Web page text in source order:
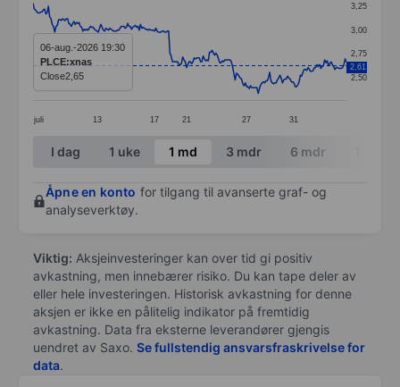
Line chart with 246 data points.
The chart has 1 X axis displaying categories.
The chart has 1 Y axis displaying values. Data
juli 13 17 21 27 31
2,50
2,75
3,00
3,25
2,61
06-aug.-2026 19:30
PLCE:xnas
Close2,65
End of interactive chart.
I dag 1 uke 1 md 3 mdr 6 mdr
Åpne en konto for tilgang til avanserte graf- og
analyseverktøy.
Viktig: Aksjeinvesteringer kan over tid gi positiv
avkastning, men innebærer risiko. Du kan tape deler av
eller hele investeringen. Historisk avkastning for denne
aksjen er ikke en pålitelig indikator på fremtidig
avkastning. Data fra eksterne leverandører gjengis
uendret av Saxo. Se fullstendig ansvarsfraskrivelse for
data.